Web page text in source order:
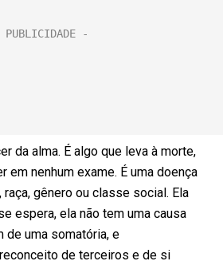
da alma. É algo que leva à morte,
em nenhum exame. É uma doença
raça, gênero ou classe social. Ela
espera, ela não tem uma causa
de uma somatória, e
de terceiros e de si